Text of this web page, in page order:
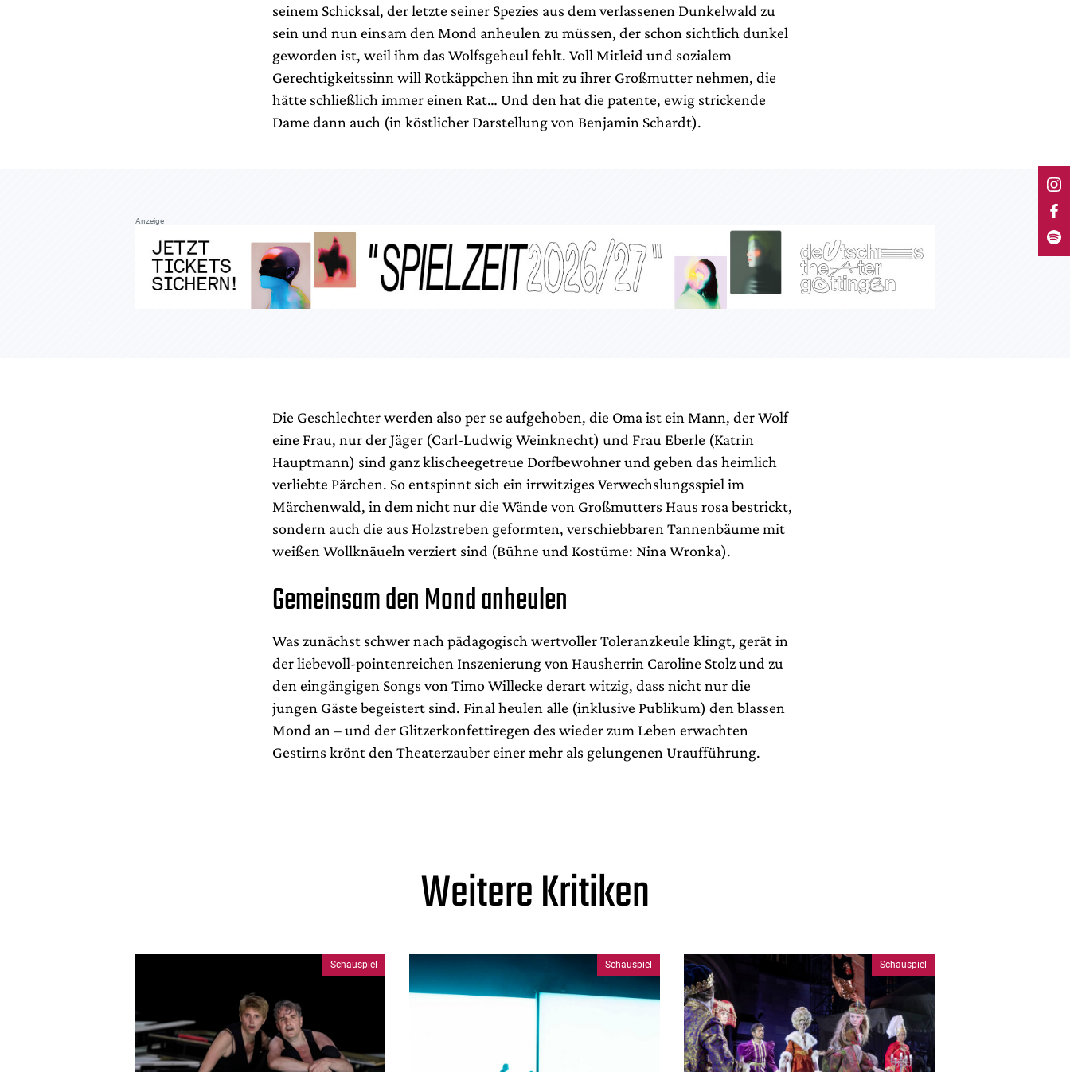
seinem Schicksal, der letzte seiner Spezies aus dem verlassenen Dunkelwald zu
sein und nun einsam den Mond anheulen zu müssen, der schon sichtlich dunkel
geworden ist, weil ihm das Wolfsgeheul fehlt. Voll Mitleid und sozialem
Gerechtigkeitssinn will Rotkäppchen ihn mit zu ihrer Großmutter nehmen, die
hätte schließlich immer einen Rat… Und den hat die patente, ewig strickende
Dame dann auch (in köstlicher Darstellung von Benjamin Schardt).
Anzeige
Die Geschlechter werden also per se aufgehoben, die Oma ist ein Mann, der Wolf
eine Frau, nur der Jäger (Carl-Ludwig Weinknecht) und Frau Eberle (Katrin
Hauptmann) sind ganz klischeegetreue Dorfbewohner und geben das heimlich
verliebte Pärchen. So entspinnt sich ein irrwitziges Verwechslungsspiel im
Märchenwald, in dem nicht nur die Wände von Großmutters Haus rosa bestrickt,
sondern auch die aus Holzstreben geformten, verschiebbaren Tannenbäume mit
weißen Wollknäueln verziert sind (Bühne und Kostüme: Nina Wronka).
Gemeinsam den Mond anheulen
Was zunächst schwer nach pädagogisch wertvoller Toleranzkeule klingt, gerät in
der liebevoll-pointenreichen Inszenierung von Hausherrin Caroline Stolz und zu
den eingängigen Songs von Timo Willecke derart witzig, dass nicht nur die
jungen Gäste begeistert sind. Final heulen alle (inklusive Publikum) den blassen
Mond an – und der Glitzerkonfettiregen des wieder zum Leben erwachten
Gestirns krönt den Theaterzauber einer mehr als gelungenen Uraufführung.
Weitere Kritiken
Schauspiel Schauspiel Schauspiel